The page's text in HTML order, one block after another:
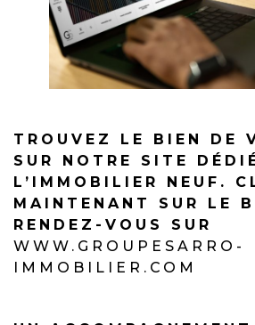
TROUVEZ LE BIEN DE
SUR NOTRE SITE
L’IMMOBILIER NEUF.
MAINTENANT SUR LE
RENDEZ-VOUS SUR
WWW.GROUPESARRO-
IMMOBILIER.COM